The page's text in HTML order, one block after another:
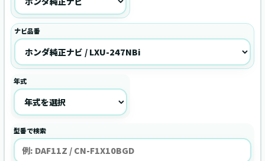
ナビ品番
年式
型番で検索